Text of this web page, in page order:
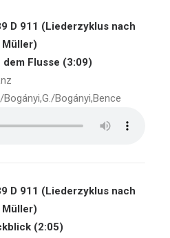
D 911 (Liederzyklus nach
Müller)
Flusse (3:09)
Bogányi,Bence
D 911 (Liederzyklus nach
Müller)
(2:05)